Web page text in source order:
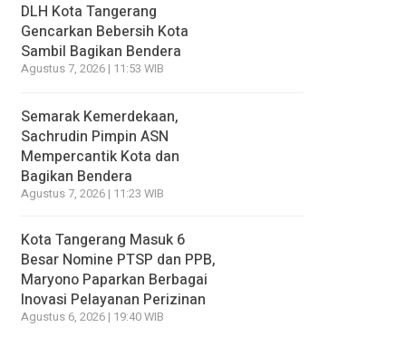
DLH Kota Tangerang
Gencarkan Bebersih Kota
Sambil Bagikan Bendera
Agustus 7, 2026 | 11:53 WIB
Semarak Kemerdekaan,
Sachrudin Pimpin ASN
Mempercantik Kota dan
Bagikan Bendera
Agustus 7, 2026 | 11:23 WIB
Kota Tangerang Masuk 6
Besar Nomine PTSP dan PPB,
Maryono Paparkan Berbagai
Inovasi Pelayanan Perizinan
Agustus 6, 2026 | 19:40 WIB